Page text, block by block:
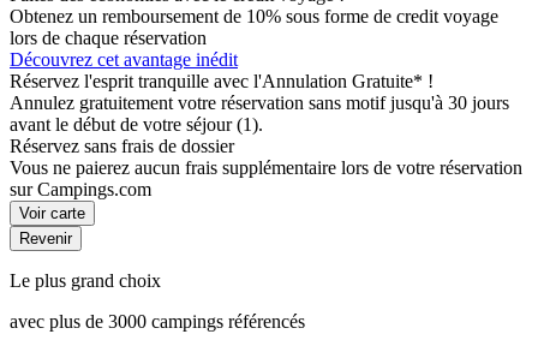
Obtenez un remboursement de 10% sous forme de credit voyage
lors de chaque réservation
Découvrez cet avantage inédit
Réservez l'esprit tranquille avec l'Annulation Gratuite* !
Annulez gratuitement votre réservation sans motif jusqu'à 30 jours
avant le début de votre séjour (1).
Réservez sans frais de dossier
Vous ne paierez aucun frais supplémentaire lors de votre réservation
sur Campings.com
Voir carte
Revenir
Le plus grand choix
avec plus de 3000 campings référencés